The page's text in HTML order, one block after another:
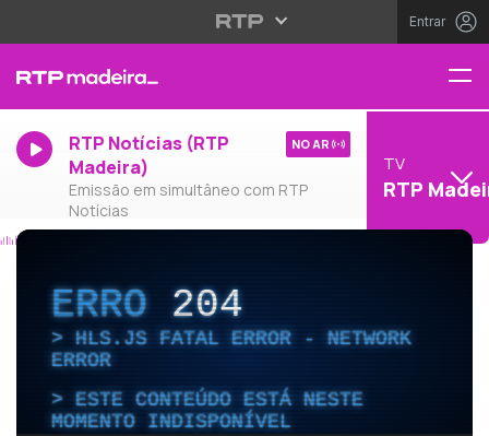
Entrar
RTP Notícias (RTP
Madeira)
Emissão em simultâneo com RTP
Notícias
NO AR
TV
RTP
ERRO204
HLS.JS FATAL ERROR - NETWORK
ERROR
ESTE CONTEÚDO ESTÁ NESTE
MOMENTO INDISPONÍVEL